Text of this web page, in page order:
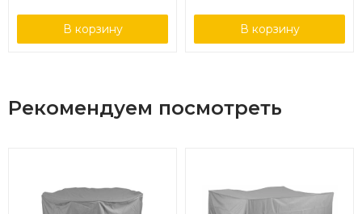
В корзину В корзину
Рекомендуем посмотреть